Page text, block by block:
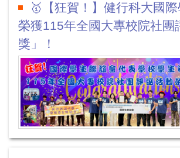
🥇【狂賀！】健行科大國
榮獲115年全國大專校院社團
獎」！